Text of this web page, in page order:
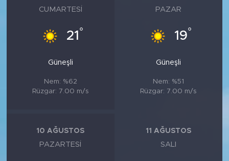
CUMARTESI
21 °
Güneşli
Nem: %62
Rüzgar: 7.00 m/s
PAZAR
19°
Güneşli
Nem: %51
Rüzgar: 7.00 m/s
10 AĞUSTOS
PAZARTESI
11 AĞUSTOS
SALI
ALINTI YAZARLAR